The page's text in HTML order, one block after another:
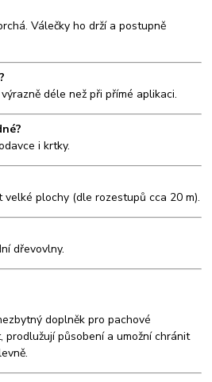
Válečky ho drží a postupně
déle než při přímé aplikaci.
i krtky.
velké plochy (dle rozestupů cca 20 m).
dřevovlny.
doplněk pro pachové
prodlužují působení a umožní chránit